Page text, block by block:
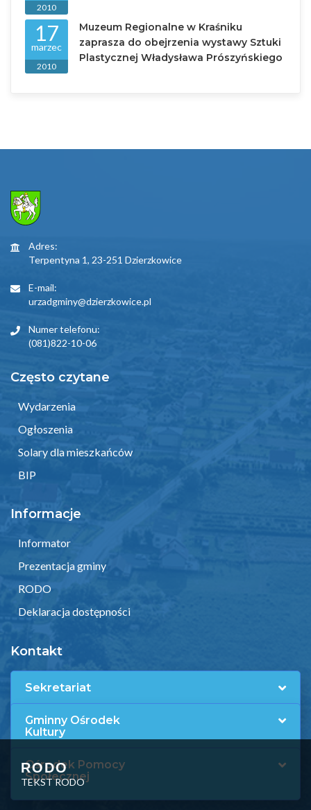
2010
17
marzec
2010
Muzeum Regionalne w Kraśniku
zaprasza do obejrzenia wystawy Sztuki
Plastycznej Władysława Prószyńskiego
Adres:
Terpentyna 1, 23-251 Dzierzkowice
E-mail:
urzadgminy@dzierzkowice.pl
Numer telefonu:
(081)822-10-06
Często czytane
Wydarzenia
Ogłoszenia
Solary dla mieszkańców
BIP
Informacje
Informator
Prezentacja gminy
RODO
Deklaracja dostępności
Kontakt
Sekretariat
Gminny Ośrodek
Kultury
Ośrodek Pomocy
Społecznej
RODO
TEKST RODO